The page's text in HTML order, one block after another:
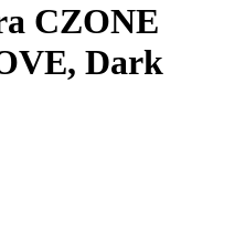
CZONE
Dark